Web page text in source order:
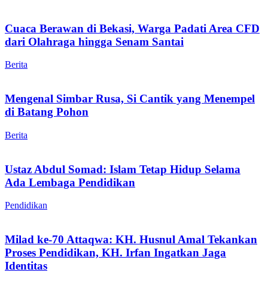
Cuaca Berawan di Bekasi, Warga Padati Area CFD
dari Olahraga hingga Senam Santai
Berita
Mengenal Simbar Rusa, Si Cantik yang Menempel
di Batang Pohon
Berita
Ustaz Abdul Somad: Islam Tetap Hidup Selama
Ada Lembaga Pendidikan
Pendidikan
Milad ke-70 Attaqwa: KH. Husnul Amal Tekankan
Proses Pendidikan, KH. Irfan Ingatkan Jaga
Identitas